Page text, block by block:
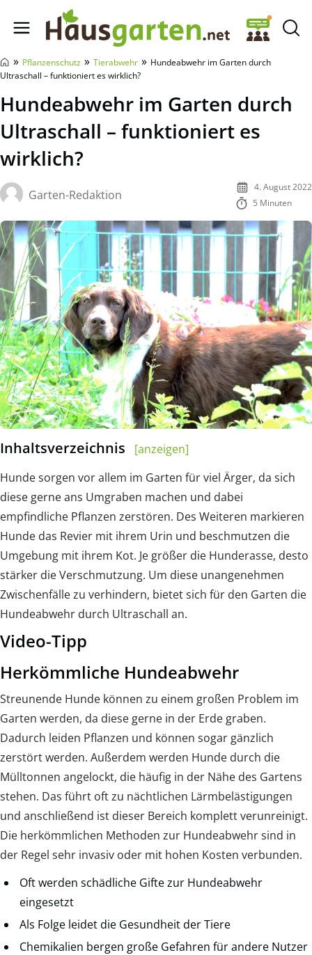
Hausgarten.net
» Pflanzenschutz » Tierabwehr » Hundeabwehr im Garten durch
Ultraschall – funktioniert es wirklich?
Hundeabwehr im Garten durch
Ultraschall – funktioniert es
wirklich?
Garten-Redaktion
4. August 2022
5 Minuten
Inhaltsverzeichnis
[anzeigen]
Hunde sorgen vor allem im Garten für viel Ärger, da sich
diese gerne ans Umgraben machen und dabei
empfindliche Pflanzen zerstören. Des Weiteren markieren
Hunde das Revier mit ihrem Urin und beschmutzen die
Umgebung mit ihrem Kot. Je größer die Hunderasse, desto
stärker die Verschmutzung. Um diese unangenehmen
Zwischenfälle zu verhindern, bietet sich für den Garten die
Hundeabwehr durch Ultraschall an.
Video-Tipp
Herkömmliche Hundeabwehr
Streunende Hunde können zu einem großen Problem im
Garten werden, da diese gerne in der Erde graben.
Dadurch leiden Pflanzen und können sogar gänzlich
zerstört werden. Außerdem werden Hunde durch die
Mülltonnen angelockt, die häufig in der Nähe des Gartens
stehen. Das führt oft zu nächtlichen Lärmbelästigungen
und anschließend ist dieser Bereich komplett verunreinigt.
Die herkömmlichen Methoden zur Hundeabwehr sind in
der Regel sehr invasiv oder mit hohen Kosten verbunden.
Oft werden schädliche Gifte zur Hundeabwehr
eingesetzt
Als Folge leidet die Gesundheit der Tiere
Chemikalien bergen große Gefahren für andere Nutzer